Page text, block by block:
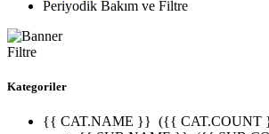
Periyodik Bakım ve Filtre
Filtre
Kategoriler
{{ CAT.NAME }} ({{ CAT.COUNT